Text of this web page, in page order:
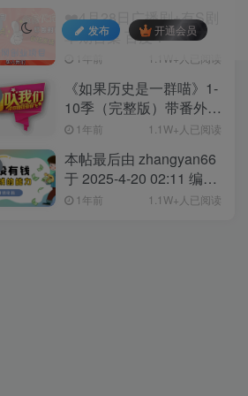
发布 开通会员
❤️4月28日广播剧+有S剧
单期合集 百度：
1年前 1.1W+人已阅读
《如果历史是一群喵》1-
10季（完整版）带番外篇
和MP3 链接:
1年前 1.1W+人已阅读
本帖最后由 zhangyan66
于 2025-4-20 02:11 编辑
4月20日广播剧+有S剧单
1年前 1.1W+人已阅读